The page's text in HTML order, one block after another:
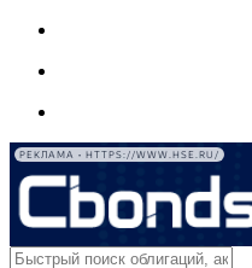
РЕКЛАМА • HTTPS://WWW.HSE.RU/